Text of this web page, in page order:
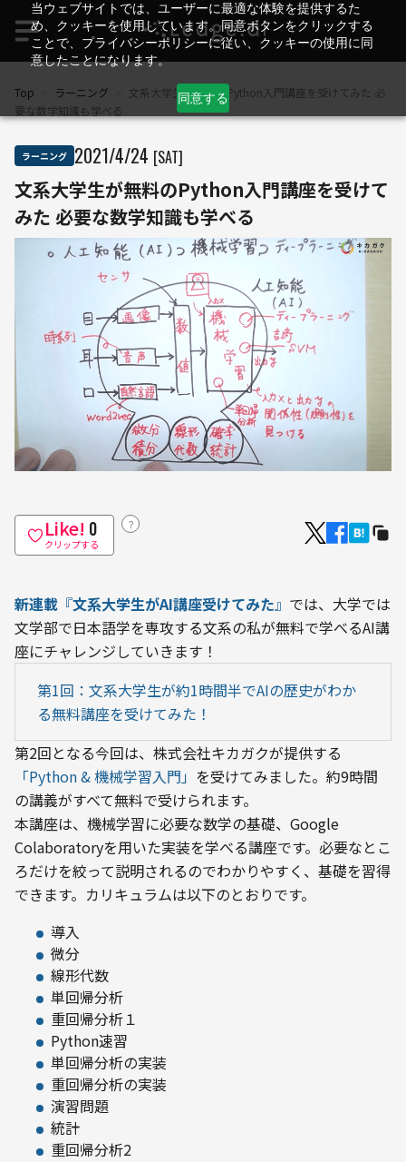
当ウェブサイトでは、ユーザーに最適な体験を提供するた
め、クッキーを使用しています。同意ボタンをクリックする
ことで、プライバシーポリシーに従い、クッキーの使用に同
意したことになります。
同意する
Top ラーニング
文系大学生が無料のPython入門講座を受けてみた 必
要な数学知識も学べる
ラーニング 2021/4/24 [SAT]
文系大学生が無料のPython入門講座を受けて
みた 必要な数学知識も学べる
Like! 0
クリップする
？
新連載 『文系大学生がAI講座受けてみた』 では、大学では
文学部で日本語学を専攻する文系の私が無料で学べるAI講
座にチャレンジしていきます！
第1回：文系大学生が約1時間半でAIの歴史がわか
る無料講座を受けてみた！
第2回となる今回は、株式会社キカガクが提供する
「Python & 機械学習入門」 を受けてみました。約9時間
の講義がすべて無料で受けられます。
本講座は、機械学習に必要な数学の基礎、Google
Colaboratoryを用いた実装を学べる講座です。必要なとこ
ろだけを絞って説明されるのでわかりやすく、基礎を習得
できます。カリキュラムは以下のとおりです。
導入
微分
線形代数
単回帰分析
重回帰分析１
Python速習
単回帰分析の実装
重回帰分析の実装
演習問題
統計
重回帰分析2